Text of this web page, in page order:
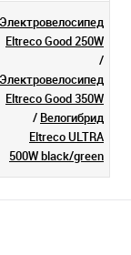
Электровелосипед
Eltreco Good 250W
/
Электровелосипед
Eltreco Good 350W
/ Велогибрид
Eltreco ULTRA
500W black/green